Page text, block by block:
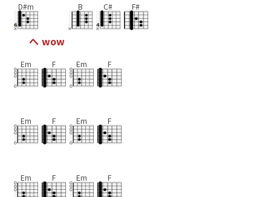
D#m
へ wow
B C# F#
Em F Em F
Em F Em F
Em F Em F